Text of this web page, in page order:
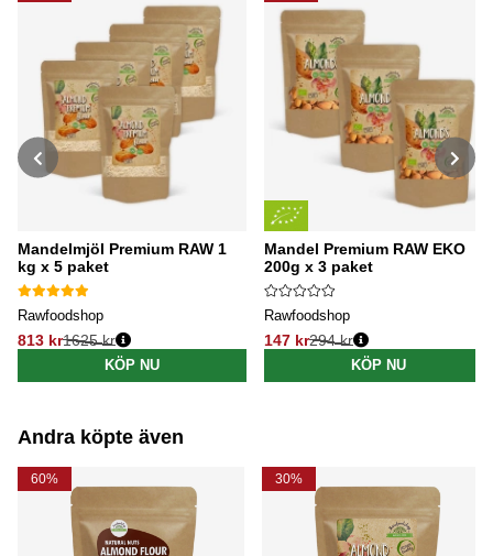
Mandelmjöl Premium RAW 1
kg x 5 paket
Rawfoodshop
813 kr
Ordinarie pris:
1625 kr
KÖP NU
Mandel Premium RAW EKO
200g x 3 paket
Rawfoodshop
147 kr
Ordinarie pris:
294 kr
KÖP NU
Andra köpte även
60% 30%